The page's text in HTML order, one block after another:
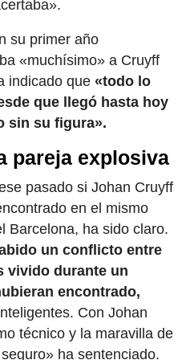
su primer año
«muchísimo» a Cruyff
indicado que «todo lo
que llegó hasta hoy
sin su figura».
pareja explosiva
pasado si Johan Cruyff
en el mismo
Barcelona, ha sido claro.
un conflicto entre
vivido durante un
encontrado,
Con Johan
técnico y la maravilla de
ha sentenciado.